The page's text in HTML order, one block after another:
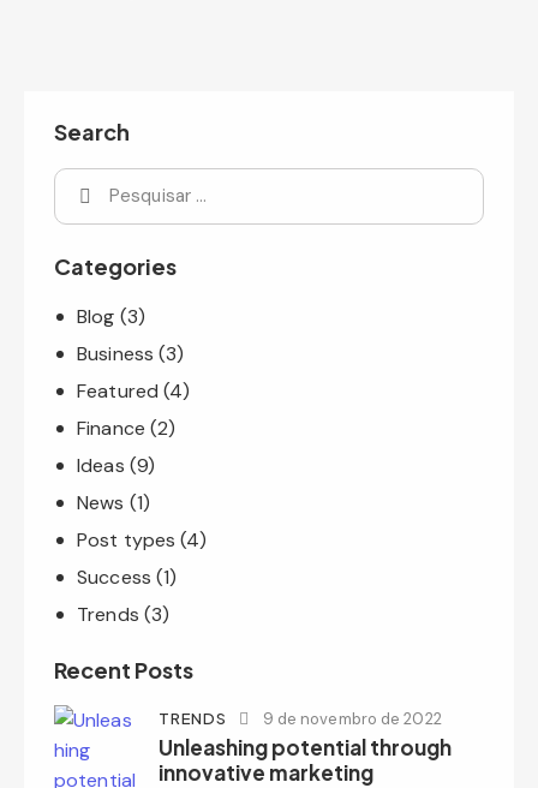
Search
Categories
Blog (3)
Business (3)
Featured (4)
Finance (2)
Ideas (9)
News (1)
Post types (4)
Success (1)
Trends (3)
Recent Posts
TRENDS 9 de novembro de 2022
Unleashing potential through
innovative marketing